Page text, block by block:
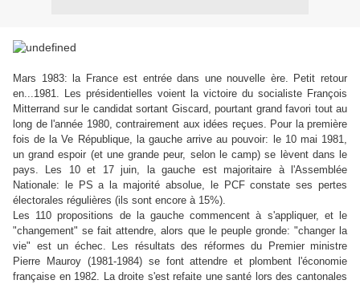
Mars 1983: la France est entrée dans une nouvelle ère. Petit retour
en...1981. Les présidentielles voient la victoire du socialiste François
Mitterrand sur le candidat sortant Giscard, pourtant grand favori tout au
long de l'année 1980, contrairement aux idées reçues. Pour la première
fois de la Ve République, la gauche arrive au pouvoir: le 10 mai 1981,
un grand espoir (et une grande peur, selon le camp) se lèvent dans le
pays. Les 10 et 17 juin, la gauche est majoritaire à l'Assemblée
Nationale: le PS a la majorité absolue, le PCF constate ses pertes
électorales régulières (ils sont encore à 15%).
Les 110 propositions de la gauche commencent à s'appliquer, et le
"changement" se fait attendre, alors que le peuple gronde: "changer la
vie" est un échec. Les résultats des réformes du Premier ministre
Pierre Mauroy (1981-1984) se font attendre et plombent l'économie
française en 1982. La droite s'est refaite une santé lors des cantonales